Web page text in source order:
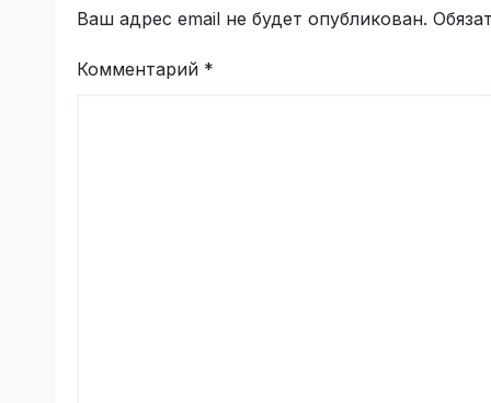
Ваш адрес email не будет опубликован.
Комментарий *